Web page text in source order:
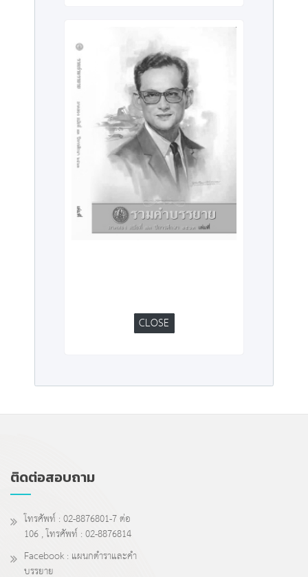
CLOSE
ติดต่อสอบถาม
โทรศัพท์ : 02-8876801-7 ต่อ
106 , โทรศัพท์ : 02-8876814
Facebook : แผนกตำราและคำ
บรรยาย